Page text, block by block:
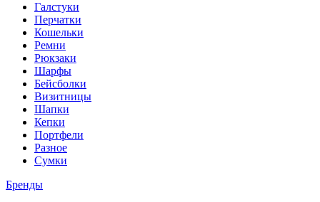
Галстуки
Перчатки
Кошельки
Ремни
Рюкзаки
Шарфы
Бейсболки
Визитницы
Шапки
Кепки
Портфели
Разное
Сумки
Бренды